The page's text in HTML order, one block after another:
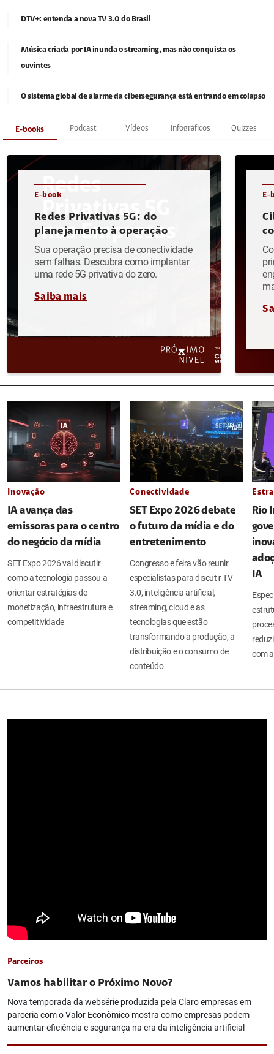
DTV+: entenda a nova TV 3.0 do Brasil
Música criada por IA inunda o streaming, mas não conquista os
ouvintes
O sistema global de alarme da cibersegurança está entrando em colapso
E-books Podcast Vídeos Infográficos Quizzes
E-book
Redes Privativas 5G: do
planejamento à operação
Sua operação precisa de conectividade
sem falhas. Descubra como implantar
uma rede 5G privativa do zero.
Saiba mais
E-
Inovação
IA avança das
emissoras para o centro
do negócio da mídia
SET Expo 2026 vai discutir
como a tecnologia passou a
orientar estratégias de
monetização, infraestrutura e
competitividade
Conectividade
SET Expo 2026 debate
o futuro da mídia e do
entretenimento
Congresso e feira vão reunir
especialistas para discutir TV
3.0, inteligência artificial,
streaming, cloud e as
tecnologias que estão
transformando a produção, a
distribuição e o consumo de
conteúdo
Rio
IA
com
Parceiros
Vamos habilitar o Próximo Novo?
Nova temporada da websérie produzida pela Claro empresas em
parceria com o Valor Econômico mostra como empresas podem
aumentar eficiência e segurança na era da inteligência artificial